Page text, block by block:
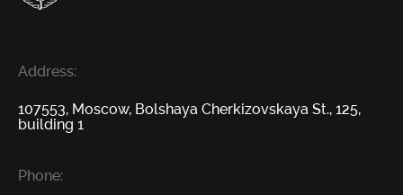
Address:
107553, Moscow, Bolshaya Cherkizovskaya St., 125,
building 1
Phone: